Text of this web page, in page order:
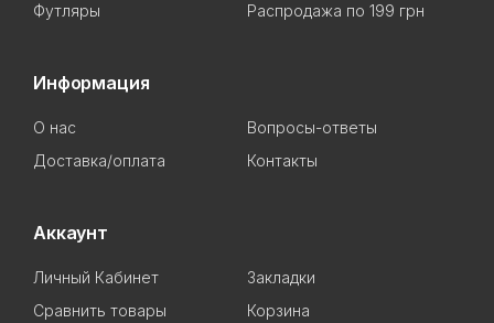
Футляры
Распродажа по 199 грн
Информация
О нас
Вопросы-ответы
Доставка/оплата
Контакты
Аккаунт
Личный Кабинет
Закладки
Сравнить товары
Корзина